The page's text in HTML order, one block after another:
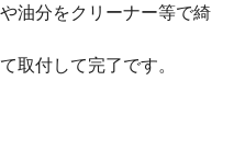
油分をクリーナー等で綺
取付して完了です。